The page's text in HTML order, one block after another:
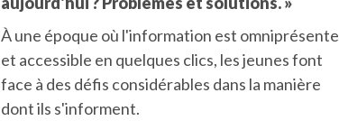
À une époque où l'information est omniprésente
et accessible en quelques clics, les jeunes font
face à des défis considérables dans la manière
dont ils s'informent.